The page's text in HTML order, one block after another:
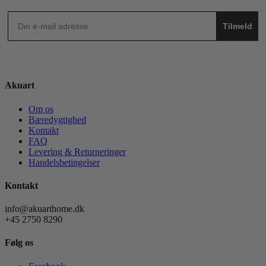
Tilmeld
Akuart
Om os
Bæredygtighed
Kontakt
FAQ
Levering & Returneringer
Handelsbetingelser
Kontakt
info@akuarthome.dk
+45 2750 8290
Følg os